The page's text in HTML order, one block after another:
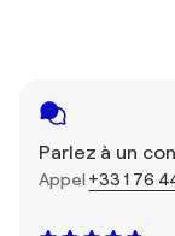
Parlez à un
Appel +33 1 76